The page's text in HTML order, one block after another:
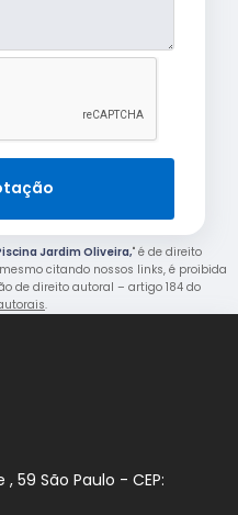
Jardim Oliveira," é de direito
citando nossos links, é proibida
de direito autoral – artigo 184 do
.
59 São Paulo - CEP: